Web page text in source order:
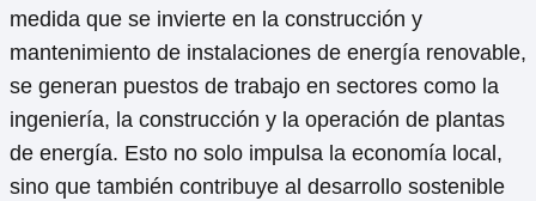
medida que se invierte en la construcción y
mantenimiento de instalaciones de energía renovable,
se generan puestos de trabajo en sectores como la
ingeniería, la construcción y la operación de plantas
de energía. Esto no solo impulsa la economía local,
sino que también contribuye al desarrollo sostenible